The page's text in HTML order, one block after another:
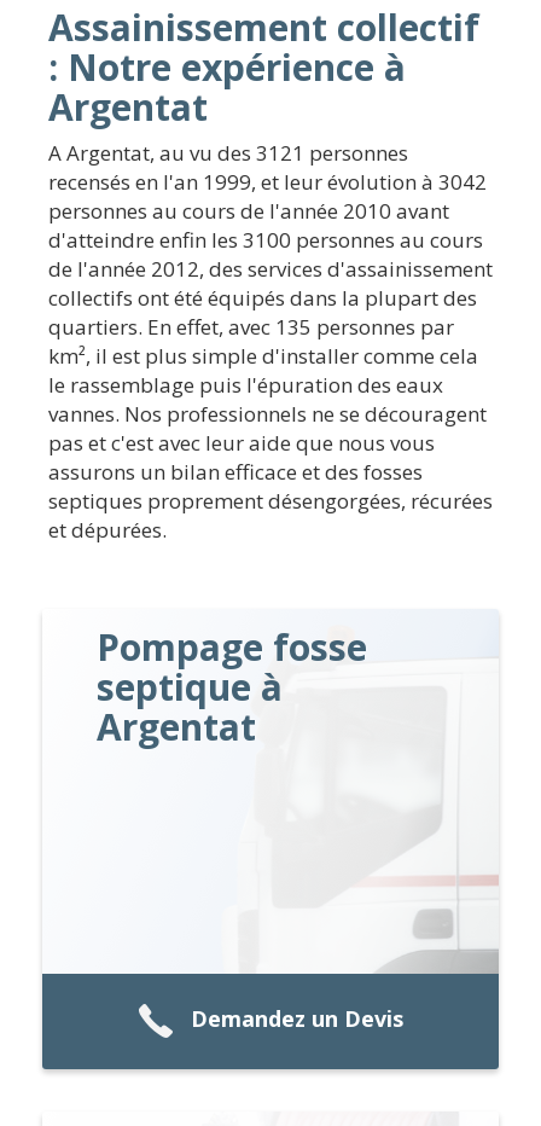
Assainissement collectif
: Notre expérience à
Argentat
A Argentat, au vu des 3121 personnes
recensés en l'an 1999, et leur évolution à 3042
personnes au cours de l'année 2010 avant
d'atteindre enfin les 3100 personnes au cours
de l'année 2012, des services d'assainissement
collectifs ont été équipés dans la plupart des
quartiers. En effet, avec 135 personnes par
km², il est plus simple d'installer comme cela
le rassemblage puis l'épuration des eaux
vannes. Nos professionnels ne se découragent
pas et c'est avec leur aide que nous vous
assurons un bilan efficace et des fosses
septiques proprement désengorgées, récurées
et dépurées.
Pompage fosse
septique à
Argentat
Demandez un Devis